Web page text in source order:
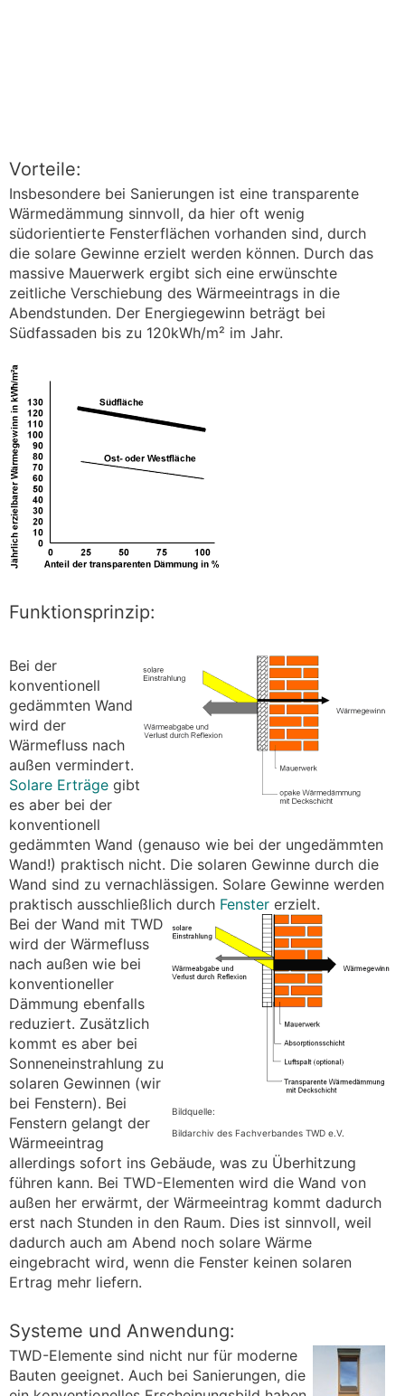
Vorteile:
Insbesondere bei Sanierungen ist eine transparente
Wärmedämmung sinnvoll, da hier oft wenig
südorientierte Fensterflächen vorhanden sind, durch
die solare Gewinne erzielt werden können. Durch das
massive Mauerwerk ergibt sich eine erwünschte
zeitliche Verschiebung des Wärmeeintrags in die
Abendstunden. Der Energiegewinn beträgt bei
Südfassaden bis zu 120kWh/m² im Jahr.
Funktionsprinzip:
Bei der
konventionell
gedämmten Wand
wird der
Wärmefluss nach
außen vermindert.
Solare Erträge gibt
es aber bei der
konventionell
gedämmten Wand (genauso wie bei der ungedämmten
Wand!) praktisch nicht. Die solaren Gewinne durch die
Wand sind zu vernachlässigen. Solare Gewinne werden
praktisch ausschließlich durch Fenster erzielt.
Bildquelle:
Bildarchiv des Fachverbandes TWD e.V.
Bei der Wand mit TWD
wird der Wärmefluss
nach außen wie bei
konventioneller
Dämmung ebenfalls
reduziert. Zusätzlich
kommt es aber bei
Sonneneinstrahlung zu
solaren Gewinnen (wir
bei Fenstern). Bei
Fenstern gelangt der
Wärmeeintrag
allerdings sofort ins Gebäude, was zu Überhitzung
führen kann. Bei TWD-Elementen wird die Wand von
außen her erwärmt, der Wärmeeintrag kommt dadurch
erst nach Stunden in den Raum. Dies ist sinnvoll, weil
dadurch auch am Abend noch solare Wärme
eingebracht wird, wenn die Fenster keinen solaren
Ertrag mehr liefern.
Systeme und Anwendung:
TWD-Elemente sind nicht nur für moderne
Bauten geeignet. Auch bei Sanierungen, die